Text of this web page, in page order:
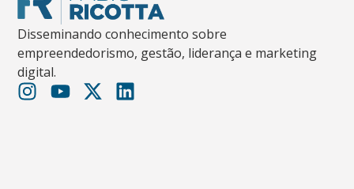
Disseminando conhecimento sobre
empreendedorismo, gestão, liderança e marketing
digital.